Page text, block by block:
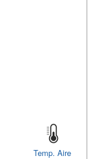
Temp. Aire